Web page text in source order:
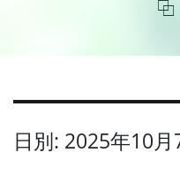
日別: 2025年10月